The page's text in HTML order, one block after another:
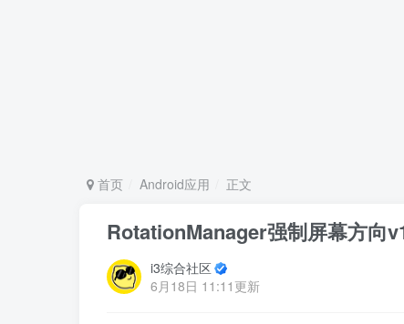
首页 Android应用 正文
RotationManager强制屏幕方向
i3综合社区
6月18日 11:11更新